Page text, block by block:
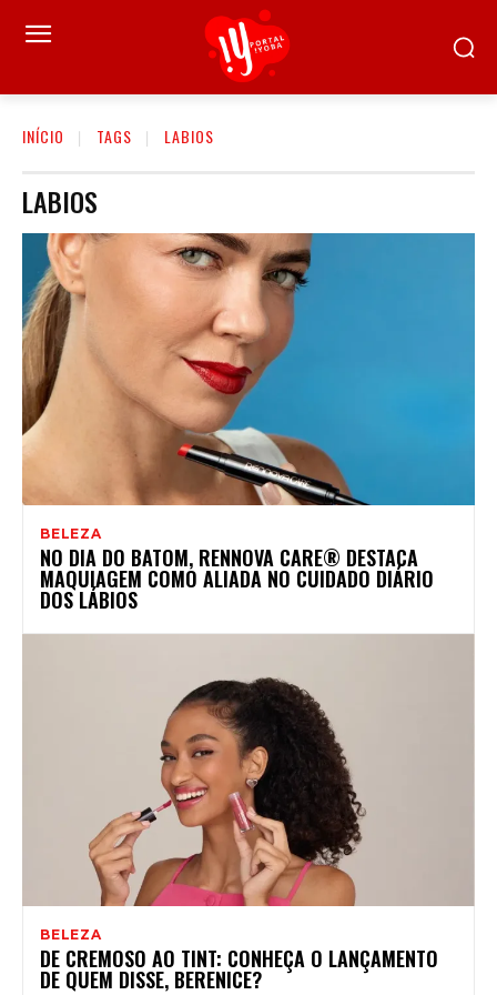
INÍCIO TAGS LABIOS
LABIOS
BELEZA
NO DIA DO BATOM, RENNOVA CARE® DESTACA
MAQUIAGEM COMO ALIADA NO CUIDADO DIÁRIO
DOS LÁBIOS
BELEZA
DE CREMOSO AO TINT: CONHEÇA O LANÇAMENTO
DE QUEM DISSE, BERENICE?